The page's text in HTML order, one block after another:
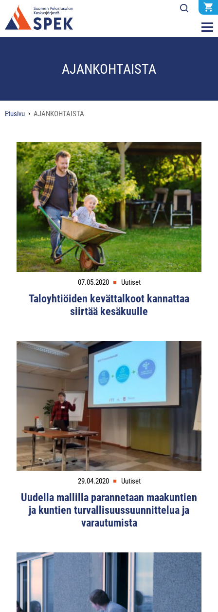
AJANKOHTAISTA
Etusivu AJANKOHTAISTA
07.05.2020 Uutiset
Taloyhtiöiden kevättalkoot kannattaa
siirtää kesäkuulle
29.04.2020 Uutiset
Uudella mallilla parannetaan maakuntien
ja kuntien turvallisuussuunnittelua ja
varautumista